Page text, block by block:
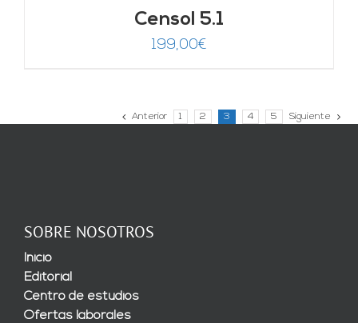
Censol 5.1
199,00€
Anterior 1 2 3 4 5 Siguiente
SOBRE NOSOTROS
Inicio
Editorial
Centro de estudios
Ofertas laborales